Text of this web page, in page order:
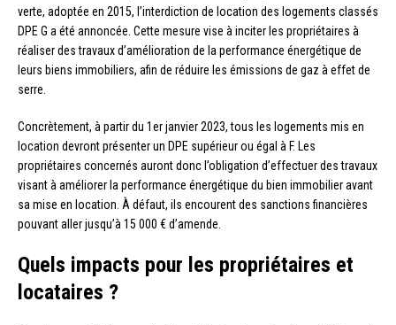
verte, adoptée en 2015, l’interdiction de location des logements classés
DPE G a été annoncée. Cette mesure vise à inciter les propriétaires à
réaliser des travaux d’amélioration de la performance énergétique de
leurs biens immobiliers, afin de réduire les émissions de gaz à effet de
serre.
Concrètement, à partir du 1er janvier 2023, tous les logements mis en
location devront présenter un DPE supérieur ou égal à F. Les
propriétaires concernés auront donc l’obligation d’effectuer des travaux
visant à améliorer la performance énergétique du bien immobilier avant
sa mise en location. À défaut, ils encourent des sanctions financières
pouvant aller jusqu’à 15 000 € d’amende.
Quels impacts pour les propriétaires et
locataires ?